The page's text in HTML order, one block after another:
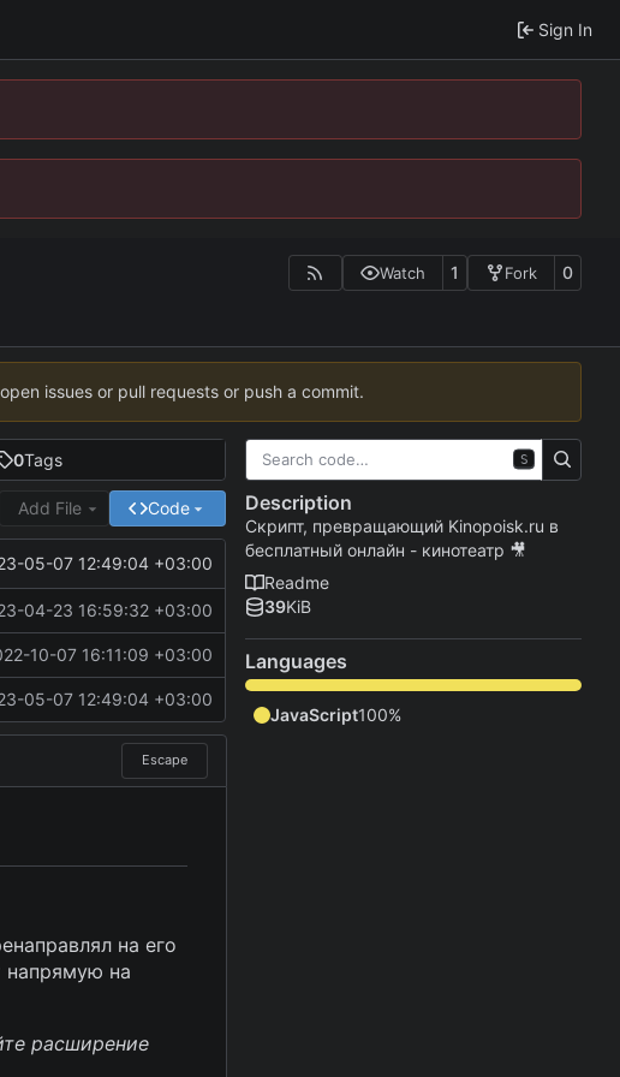
Sign In
Watch 1 Fork 0
issues or pull requests or push a commit.
0Tags
Add File Code
05-07 12:49:04 +03:00
04-23 16:59:32 +03:00
10-07 16:11:09 +03:00
05-07 12:49:04 +03:00
Escape
на его
напрямую на
расширение
S
Description
Скрипт, превращающий Kinopoisk.ru в
бесплатный онлайн - кинотеатр 🎥
Readme
39KiB
Languages
JavaScript100%